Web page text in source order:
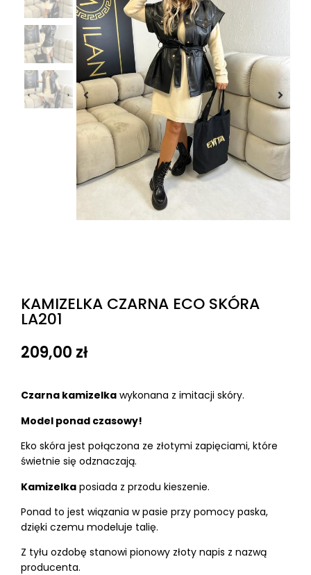
KAMIZELKA CZARNA ECO SKÓRA
LA201
209,00 zł
Czarna kamizelka wykonana z imitacji skóry.
Model ponad czasowy!
Eko skóra jest połączona ze złotymi zapięciami, które
świetnie się odznaczają.
Kamizelka posiada z przodu kieszenie.
Ponad to jest wiązania w pasie przy pomocy paska,
dzięki czemu modeluje talię.
Z tyłu ozdobę stanowi pionowy złoty napis z nazwą
producenta.